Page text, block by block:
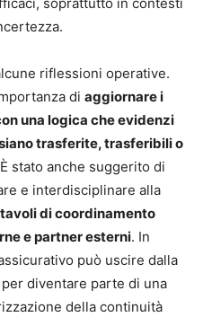
soprattutto in contesti
riflessioni operative.
di aggiornare i
una logica che evidenzi
trasferite, trasferibili o
stato anche suggerito di
e interdisciplinare alla
tavoli di coordinamento
e partner esterni. In
può uscire dalla
diventare parte di una
della continuità